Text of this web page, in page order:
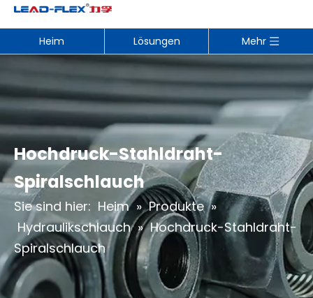
Heim Lösungen Mehr
Hochdruck-Stahldraht-
Spiralschlauch
Sie sind hier: Heim » Produkte »
Hydraulikschlauch » Hochdruck-Stahldraht-
Spiralschlauch